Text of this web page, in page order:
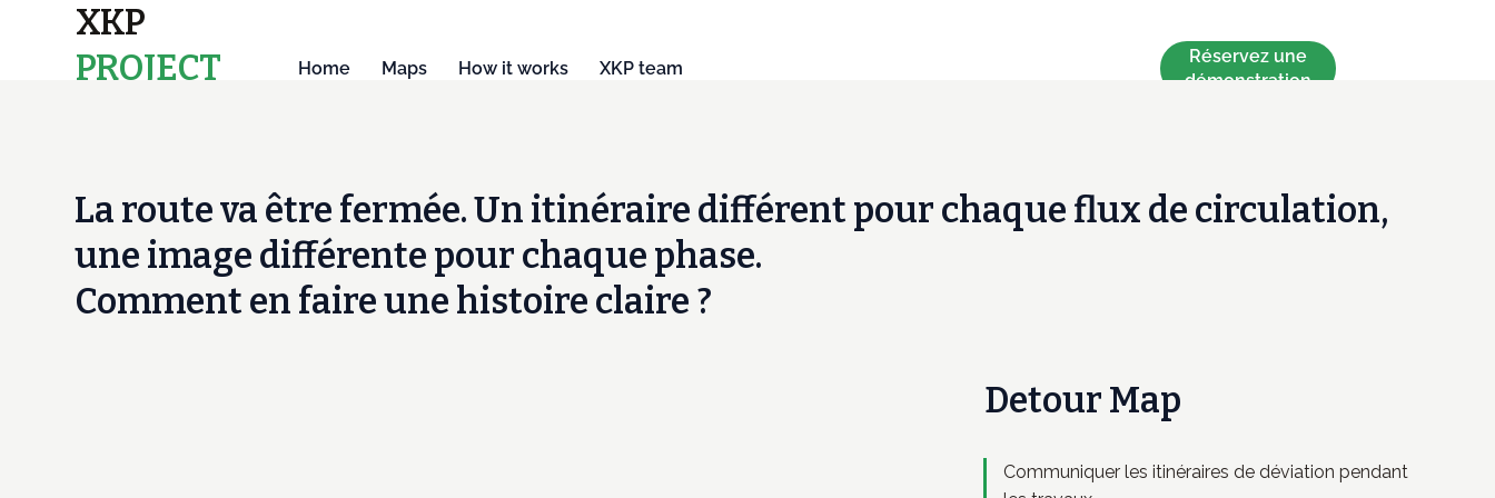
XKP
PROJECT
Home Maps How it works XKP team
Réservez une
démonstration
La route va être fermée. Un itinéraire différent pour chaque flux de circulation,
une image différente pour chaque phase.
Comment en faire une histoire claire ?
Detour Map
Communiquer les itinéraires de déviation pendant